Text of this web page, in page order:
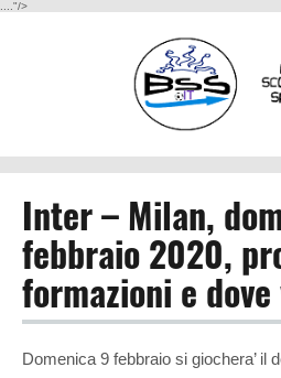
...."/>
Inter – Milan,
febbraio 2020,
formazioni e
Domenica 9 febbraio si giochera’ il